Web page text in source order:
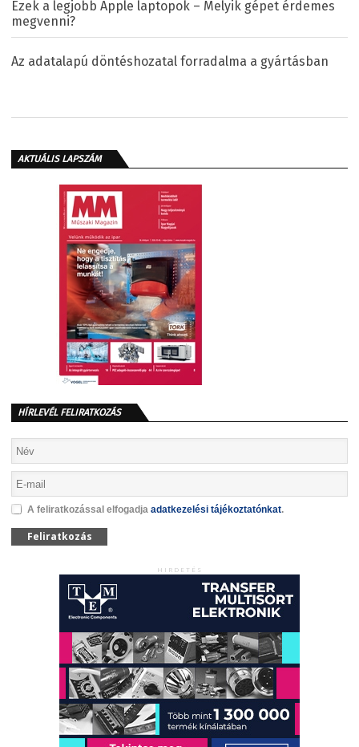
Ezek a legjobb Apple laptopok – Melyik gépet érdemes
megvenni?
Az adatalapú döntéshozatal forradalma a gyártásban
AKTUÁLIS LAPSZÁM
HÍRLEVÉL FELIRATKOZÁS
A feliratkozással elfogadja adatkezelési tájékoztatónkat.
Feliratkozás
HIRDETÉS